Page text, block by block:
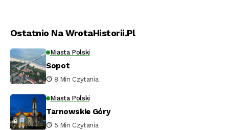
Ostatnio Na WrotaHistorii.pl
Miasta Polski
Sopot
8 Min Czytania
Miasta Polski
Tarnowskie Góry
5 Min Czytania